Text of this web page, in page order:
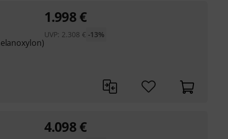
1.998 €
UVP: 2.308 € -13%
4.098 €